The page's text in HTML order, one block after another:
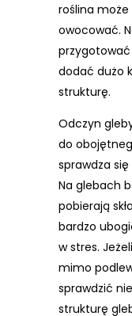
roślina może
owocować.
dodać dużo
strukturę.
Odczyn
do
sprawdza
Na glebach
pobierają
bardzo
w stres.
mimo
sprawdzić
strukturę